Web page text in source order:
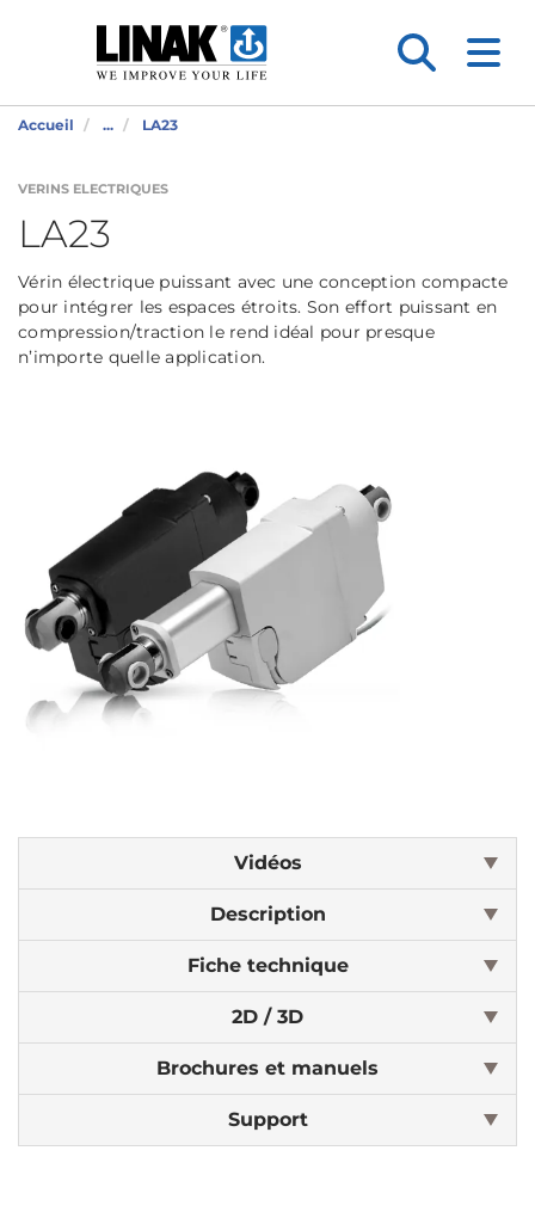
Accueil ... LA23
VERINS ELECTRIQUES
LA23
Vérin électrique puissant avec une conception compacte
pour intégrer les espaces étroits. Son effort puissant en
compression/traction le rend idéal pour presque
n’importe quelle application.
Vidéos
Description
Fiche technique
2D / 3D
Brochures et manuels
Support